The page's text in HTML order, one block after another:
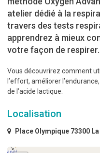
atelier dédié à la
travers des tests
apprendrez à mieux
votre façon de respirer.
Vous découvrirez comment
l’effort, améliorer
de l’acide lactique.
Localisation
Place Olympique 73300